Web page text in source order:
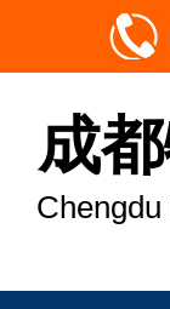
成